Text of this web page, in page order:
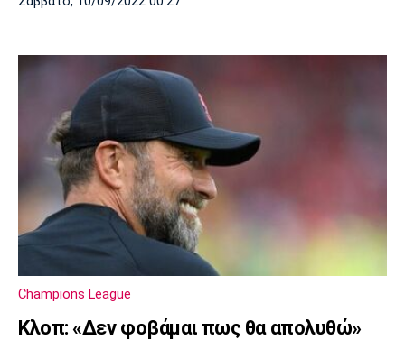
Champions League
Κλοπ: «Δεν φοβάμαι πως θα απολυθώ»